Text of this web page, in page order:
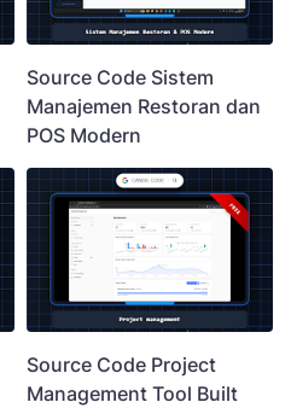
Source Code Sistem
Manajemen Restoran dan
POS Modern
Source Code Project
Management Tool Built